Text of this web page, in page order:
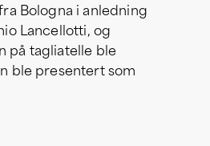
Bologna i anledning
Lancellotti, og
på tagliatelle ble
ble presentert som